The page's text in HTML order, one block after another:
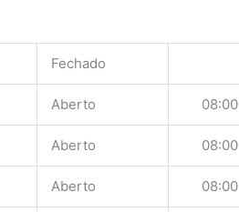
Fechado
Aberto 08:00
Aberto 08:00
Aberto 08:00